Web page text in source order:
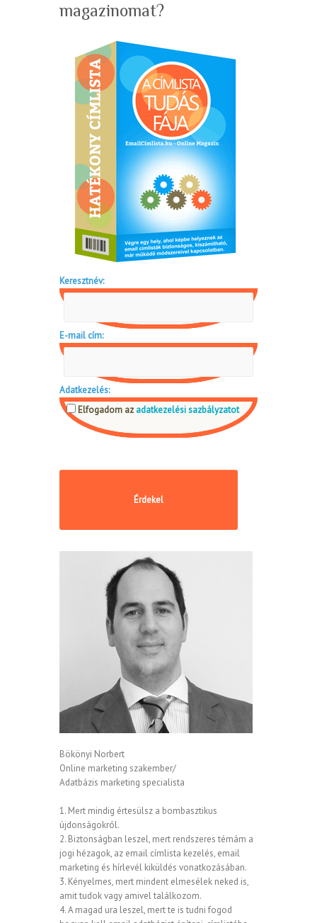
magazinomat?
Keresztnév:
E-mail cím:
Adatkezelés:
Elfogadom az adatkezelési sazbályzatot
Bökönyi Norbert
Online marketing szakember/
Adatbázis marketing specialista
1. Mert mindig értesülsz a bombasztikus
újdonságokról.
2. Biztonságban leszel, mert rendszeres témám a
jogi hézagok, az email címlista kezelés, email
marketing és hírlevél kiküldés vonatkozásában.
3. Kényelmes, mert mindent elmesélek neked is,
amit tudok vagy amivel találkozom.
4. A magad ura leszel, mert te is tudni fogod